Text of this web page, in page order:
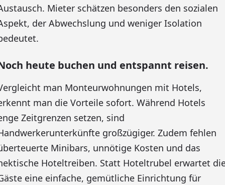
Mieter schätzen besonders den sozialen
der Abwechslung und weniger Isolation
heute buchen und entspannt reisen.
man Monteurwohnungen mit Hotels,
man die Vorteile sofort. Während Hotels
Zeitgrenzen setzen, sind
großzügiger. Zudem fehlen
Minibars, unnötige Kosten und das
Hoteltreiben. Statt Hoteltrubel erwartet
eine einfache, gemütliche Einrichtung für